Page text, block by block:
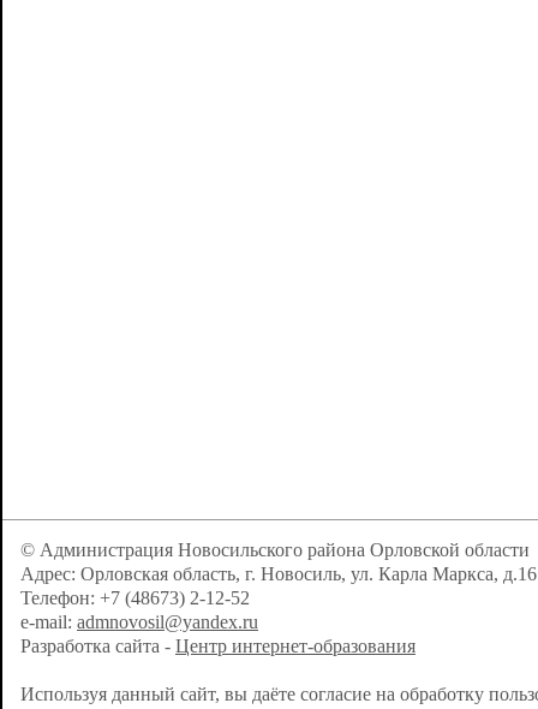
© Администрация Новосильского района Орловской области
Адрес: Орловская область, г. Новосиль, ул. Карла Маркса, д.16
Телефон: +7 (48673) 2-12-52
e-mail: admnovosil@yandex.ru
Разработка сайта - Центр интернет-образования
Используя данный сайт, вы даёте согласие на обработку